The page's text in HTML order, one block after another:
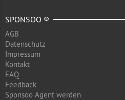
SPONSOO ®
AGB
Datenschutz
Impressum
Kontakt
FAQ
Feedback
Sponsoo Agent werden